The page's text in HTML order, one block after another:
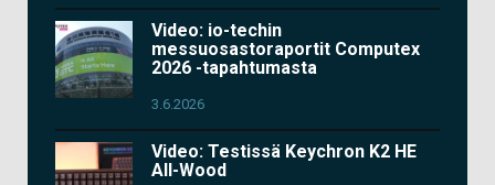
Video: io-techin
messuosastoraportit Computex
2026 -tapahtumasta
3.6.2026
Video: Testissä Keychron K2 HE
All-Wood